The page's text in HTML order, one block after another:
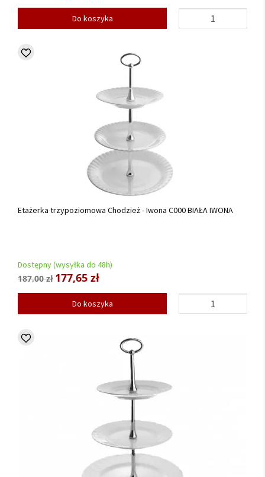
Do koszyka
Etażerka trzypoziomowa Chodzież - Iwona C000 BIAŁA IWONA
Dostępny (wysyłka do 48h)
187,00 zł 177,65 zł
Do koszyka